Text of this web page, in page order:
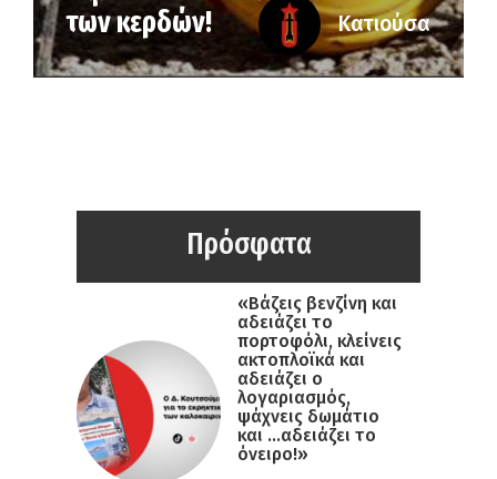
των κερδών!
Κατιούσα
Πρόσφατα
«Βάζεις βενζίνη και
αδειάζει το
πορτοφόλι, κλείνεις
ακτοπλοϊκά και
αδειάζει ο
λογαριασμός,
ψάχνεις δωμάτιο
και …αδειάζει το
όνειρο!»